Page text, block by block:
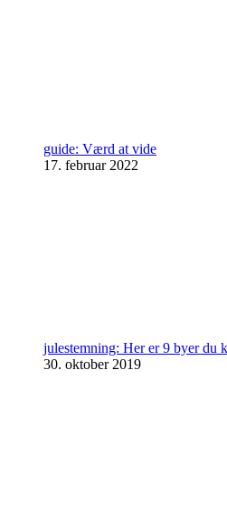
guide: Værd at vide
17. februar 2022
julestemning: Her er 9 byer du
30. oktober 2019